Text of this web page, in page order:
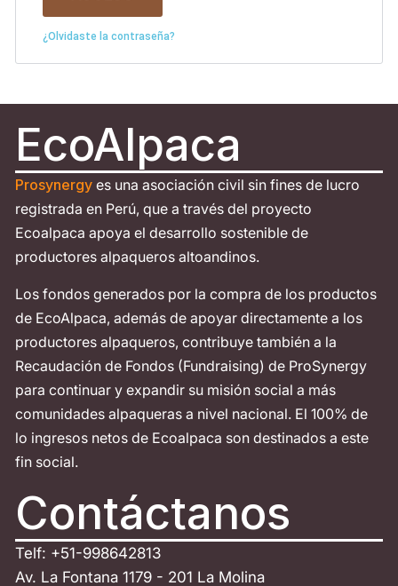
¿Olvidaste la contraseña?
EcoAlpaca
Prosynergy es una asociación civil sin fines de lucro
registrada en Perú, que a través del proyecto
Ecoalpaca apoya el desarrollo sostenible de
productores alpaqueros altoandinos.
Los fondos generados por la compra de los productos
de EcoAlpaca, además de apoyar directamente a los
productores alpaqueros, contribuye también a la
Recaudación de Fondos (Fundraising) de ProSynergy
para continuar y expandir su misión social a más
comunidades alpaqueras a nivel nacional. El 100% de
lo ingresos netos de Ecoalpaca son destinados a este
fin social.
Contáctanos
Telf: +51-998642813
Av. La Fontana 1179 - 201 La Molina